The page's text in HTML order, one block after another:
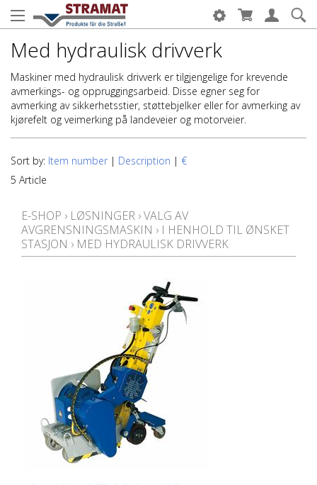
Med hydraulisk drivverk
Maskiner med hydraulisk drivverk er tilgjengelige for krevende
avmerkings- og oppruggingsarbeid. Disse egner seg for
avmerking av sikkerhetsstier, støttebjelker eller for avmerking av
kjørefelt og veimerking på landeveier og motorveier.
Sort by: Item number | Description | €
5 Article
E-SHOP › LØSNINGER ›VALG AV
AVGRENSNINGSMASKIN › I HENHOLD TIL ØNSKET
STASJON › MED HYDRAULISK DRIVVERK